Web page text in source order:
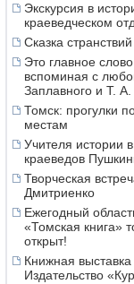
Экскурсия в
краеведческом
Сказка странствий
Это главное
вспоминая с
Заплавного и Т.
Томск: прогулки
местам
Учителя истории в
краеведов
Творческая
Дмитриенко
Ежегодный
«Томская книга»
открыт!
Книжная
Издательство